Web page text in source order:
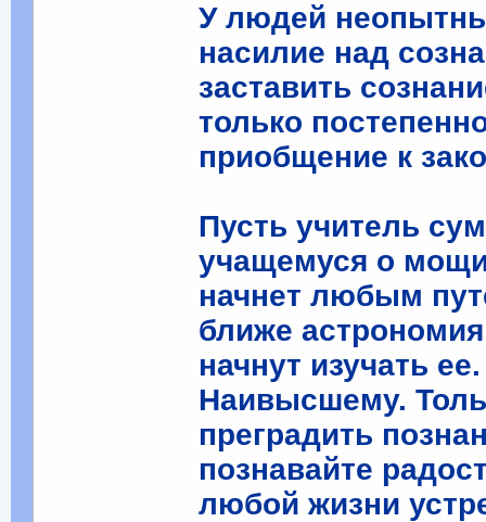
У людей
насилие над
заставить
только
приобщение к
Пусть учитель
учащемуся о мощи
начнет любым
ближе
начнут изучать
Наивысшему.
преградить
познавайте
любой жизни